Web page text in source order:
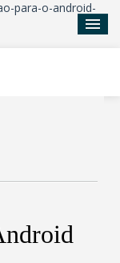
para-o-android-